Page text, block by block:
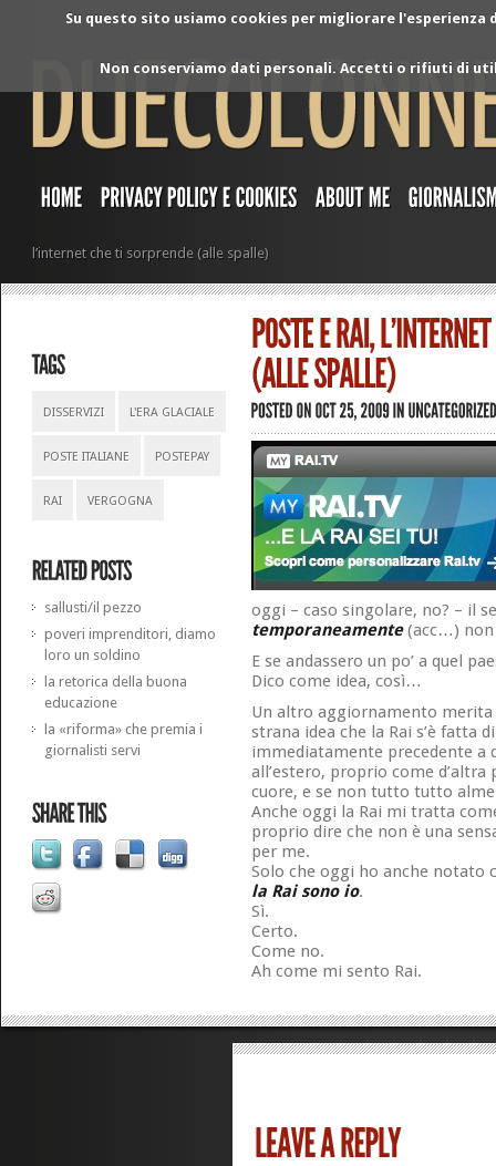
Su questo sito usiamo cookies per migliorare
Non conserviamo dati personali. Accetti o rifiuti di
l’internet che ti sorprende (alle spalle)
DISSERVIZI L'ERA GLACIALE
POSTE ITALIANE POSTEPAY
RAI VERGOGNA
sallusti/il pezzo
poveri imprenditori, diamo
loro un soldino
la retorica della buona
educazione
la «riforma» che premia i
giornalisti servi
oggi – caso singolare, no? – il
temporaneamente(acc…) non
E se andassero un po’ a quel
Dico come idea, così…
Un altro aggiornamento merita
strana idea che la Rai s’è fatta
immediatamente precedente a
all’estero, proprio come
cuore, e se non tutto tutto
Anche oggi la Rai mi tratta
proprio dire che non è una
per me.
Solo che oggi ho anche notato
la Rai sono io.
Sì.
Certo.
Come no.
Ah come mi sento Rai.